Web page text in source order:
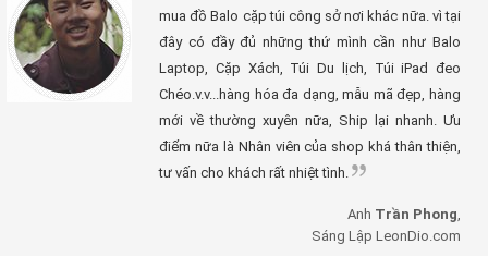
mua đồ Balo cặp túi công sở nơi khác nữa. vì tại
đây có đầy đủ những thứ mình cần như Balo
Laptop, Cặp Xách, Túi Du lịch, Túi iPad đeo
Chéo.v.v...hàng hóa đa dạng, mẫu mã đẹp, hàng
mới về thường xuyên nữa, Ship lại nhanh. Ưu
điểm nữa là Nhân viên của shop khá thân thiện,
tư vấn cho khách rất nhiệt tình.
Anh Trần Phong,
Sáng Lập LeonDio.com